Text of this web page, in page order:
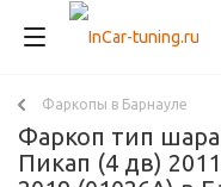
Фаркопы в Барнауле
Фаркоп тип
Пикап (4 дв)